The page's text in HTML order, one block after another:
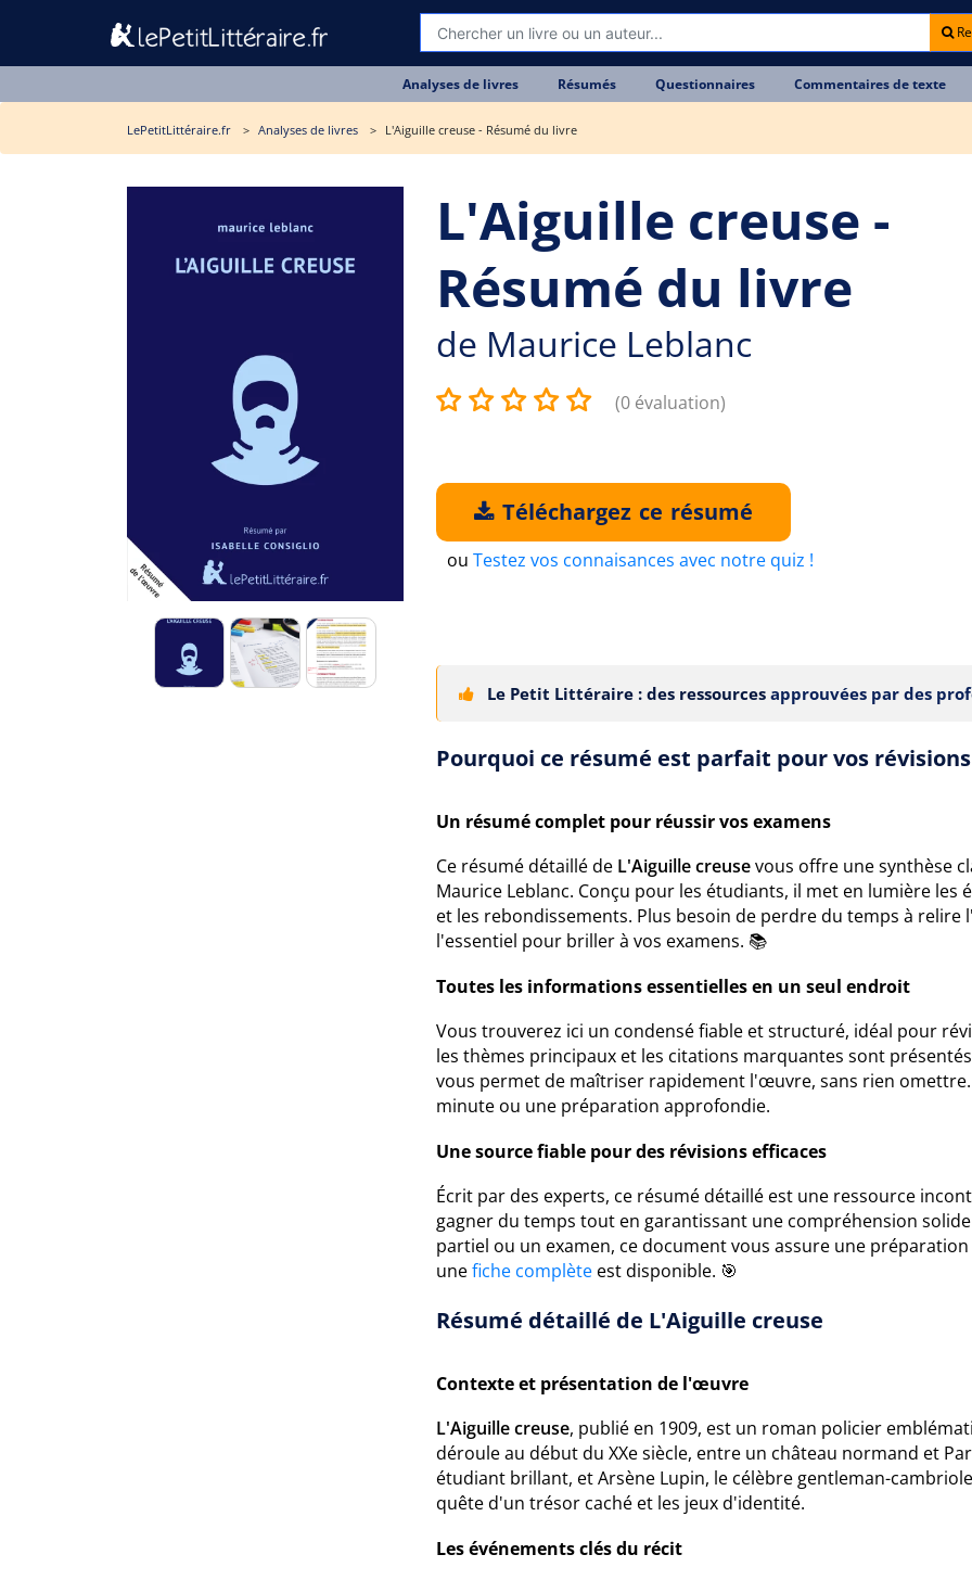
Analyses de livres Résumés Questionnaires Commentaires de texte
LePetitLittéraire.fr Analyses de livres L'Aiguille creuse - Résumé du livre
L'Aiguille creuse -
Résumé du livre
de Maurice Leblanc
(0 évaluation)
Téléchargez ce résumé
ou Testez vos connaisances avec notre quiz !
Le Petit Littéraire : des ressources approuvées par des
Pourquoi ce résumé est parfait pour vos révisions
Un résumé complet pour réussir vos examens
Ce résumé détaillé de L'Aiguille creusevous offre une synthèse
Maurice Leblanc. Conçu pour les étudiants, il met en lumière les
et les rebondissements. Plus besoin de perdre du temps à
l'essentiel pour briller à vos examens. 📚
Toutes les informations essentielles en un seul endroit
Vous trouverez ici un condensé fiable et structuré, idéal pour
les thèmes principaux et les citations marquantes sont
vous permet de maîtriser rapidement l'œuvre, sans rien
minute ou une préparation approfondie.
Une source fiable pour des révisions efficaces
Écrit par des experts, ce résumé détaillé est une ressource
gagner du temps tout en garantissant une compréhension
partiel ou un examen, ce document vous assure une
unefiche complète est disponible. 🎯
Résumé détaillé de L'Aiguille creuse
Contexte et présentation de l'œuvre
L'Aiguille creuse, publié en 1909, est un roman policier
déroule au début du XXe siècle, entre un château normand et
étudiant brillant, et Arsène Lupin, le célèbre gentleman-
quête d'un trésor caché et les jeux d'identité.
Les événements clés du récit